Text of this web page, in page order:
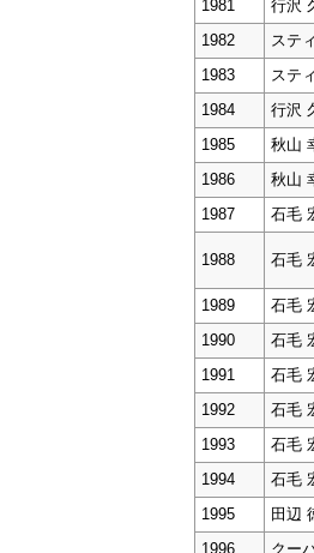
1981
行沢
1982
ステ
1983
ステ
1984
行沢
1985
秋山
1986
秋山
1987
石毛
1988 石毛
1989
石毛
1990
石毛
1991
石毛
1992
石毛
1993
石毛
1994
石毛
1995
田辺
1996
クー